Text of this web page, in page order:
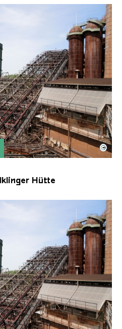
Völklinger Hütte mit
Völklinger Hütte | Karl
©
Hütte